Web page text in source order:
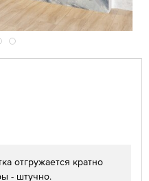
отгружается кратно
- штучно.